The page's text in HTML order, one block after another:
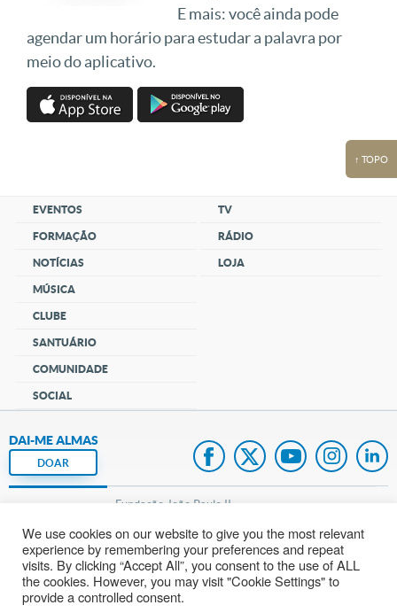
E mais: você ainda pode
agendar um horário para estudar a palavra por
meio do aplicativo.
↑ TOPO
EVENTOS
FORMAÇÃO
NOTÍCIAS
MÚSICA
CLUBE
SANTUÁRIO
COMUNIDADE
SOCIAL
TV
RÁDIO
LOJA
DAI-ME ALMAS
DOAR
Fundação João Paulo II
Pedido de Oração
Mapa do site
We use cookies on our website to give you the most relevant
experience by remembering your preferences and repeat
visits. By clicking “Accept All”, you consent to the use of ALL
the cookies. However, you may visit "Cookie Settings" to
provide a controlled consent.